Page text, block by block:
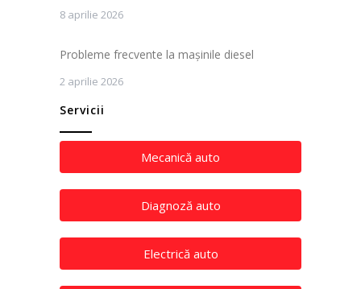
8 aprilie 2026
Probleme frecvente la mașinile diesel
2 aprilie 2026
Servicii
Mecanică auto
Diagnoză auto
Electrică auto